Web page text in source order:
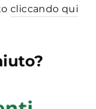
cliccando qui